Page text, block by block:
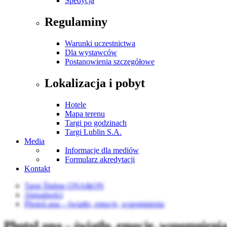
Regulaminy
Warunki uczestnictwa
Dla wystawców
Postanowienia szczegółowe
Lokalizacja i pobyt
Hotele
Mapa terenu
Targi po godzinach
Targi Lublin S.A.
Media
Informacje dla mediów
Formularz akredytacji
Kontakt
Targi Ślubne ONA&ON
Aktualności
PhotoLuna – światło, emocje, wspomnienia